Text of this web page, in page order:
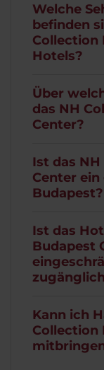
Welche
befinden
Collection
Hotels?
Über
das NH
Center?
Ist das
Center
Budapest?
Ist das
Budapest
Kann ich
Collection